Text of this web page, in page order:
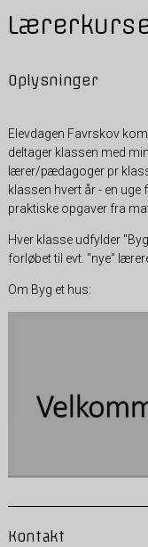
Oplysninger
Elevdagen Favrskov
deltager klassen med
lærer/pædagoger pr
klassen hvert år - en uge
praktiske opgaver fra
Hver klasse udfylder
forløbet til evt. "nye"
Om Byg et hus:
Kontakt